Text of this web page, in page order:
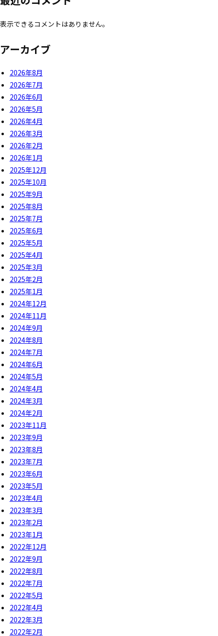
表示できるコメントはありません。
アーカイブ
2026年8月
2026年7月
2026年6月
2026年5月
2026年4月
2026年3月
2026年2月
2026年1月
2025年12月
2025年10月
2025年9月
2025年8月
2025年7月
2025年6月
2025年5月
2025年4月
2025年3月
2025年2月
2025年1月
2024年12月
2024年11月
2024年9月
2024年8月
2024年7月
2024年6月
2024年5月
2024年4月
2024年3月
2024年2月
2023年11月
2023年9月
2023年8月
2023年7月
2023年6月
2023年5月
2023年4月
2023年3月
2023年2月
2023年1月
2022年12月
2022年9月
2022年8月
2022年7月
2022年5月
2022年4月
2022年3月
2022年2月